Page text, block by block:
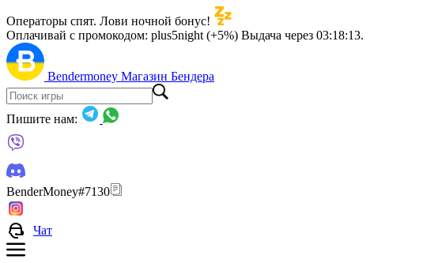
Операторы спят. Лови ночной бонус!
Оплачивай с промокодом: plus5night (+5%) Выдача через 03:18:12.
Bendermoney Магазин Бендера
Пишите нам:
BenderMoney#7130
Чат